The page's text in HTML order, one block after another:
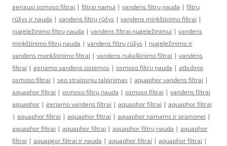
geriausi osmoso filtrai | filtrai namui | vandens filtrų nauda | filtrų
rūšys ir nauda | vandens filtrų rūšys | vandens minkštinimo filtrai |
nugeležinimo filtrų nauda | vandens filtrai nugeležinimui | vandens
minkštinimo filtrų nauda | vandens filtrų rūšys | nugeležinimo ir
vandens monkštinimo filtrai | vandens nukalkinimo filtrai | vandens
filtrai | geriamo vandens sistemos | osmoso filtrų nauda | atbulinio
osmoso filtrai | seo straipsniu talpinimas | aquaphor vandens filtrai |
aquaphor filtrai | osmoso filtrų nauda | osmoso filtrai | vandens filtrai
aquaphor | geriamo vandens filtrai | aquaphor filtrai | aquaphor filtrai
| aquaphor filtrai | aquaphor filtrai | aquaphor namams ir pramonei |
aquaphor filtrai | aquaphor filtrai | aquaphor filtrų nauda | aquaphor
filtrai | aquapgor filtrai ir nauda | aquaphor filtrai | aquaphor filtrai |